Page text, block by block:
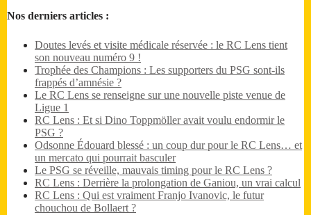
Nos derniers articles :
Doutes levés et visite médicale réservée : le RC Lens tient
son nouveau numéro 9 !
Trophée des Champions : Les supporters du PSG sont-ils
frappés d’amnésie ?
Le RC Lens se renseigne sur une nouvelle piste venue de
Ligue 1
RC Lens : Et si Dino Toppmöller avait voulu endormir le
PSG ?
Odsonne Édouard blessé : un coup dur pour le RC Lens… et
un mercato qui pourrait basculer
Le PSG se réveille, mauvais timing pour le RC Lens ?
RC Lens : Derrière la prolongation de Ganiou, un vrai calcul
RC Lens : Qui est vraiment Franjo Ivanovic, le futur
chouchou de Bollaert ?